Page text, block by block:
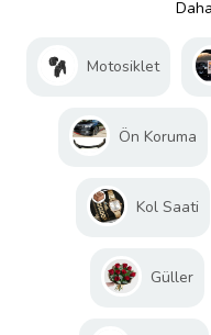
Motosiklet
Ön Koruma
Kol Saati
Güller